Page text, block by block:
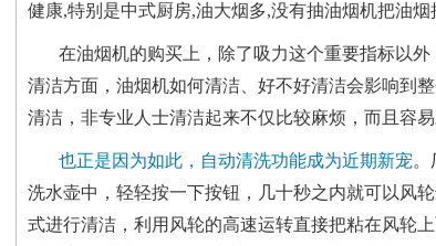
健康,特别是中式厨房,油大烟多,没有抽油烟机把油烟
在油烟机的购买上，除了吸力这个重要指标以
清洁方面，油烟机如何清洁、好不好清洁会影响到
清洁，非专业人士清洁起来不仅比较麻烦，而且容
也正是因为如此，自动清洗功能成为近期新宠。
洗水壶中，轻轻按一下按钮，几十秒之内就可以风
式进行清洁，利用风轮的高速运转直接把粘在风轮